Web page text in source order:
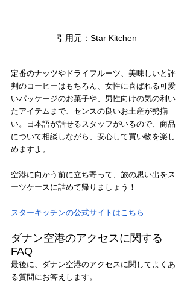
引用元：Star Kitchen
定番のナッツやドライフルーツ、美味しいと評
判のコーヒーはもちろん、女性に喜ばれる可愛
いパッケージのお菓子や、男性向けの気の利い
たアイテムまで、センスの良いお土産が勢揃
い。日本語が話せるスタッフがいるので、商品
について相談しながら、安心して買い物を楽し
めますよ。
空港に向かう前に立ち寄って、旅の思い出をス
ーツケースに詰めて帰りましょう！
スターキッチンの公式サイトはこちら
ダナン空港のアクセスに関する
FAQ
最後に、ダナン空港のアクセスに関してよくあ
る質問にお答えします。